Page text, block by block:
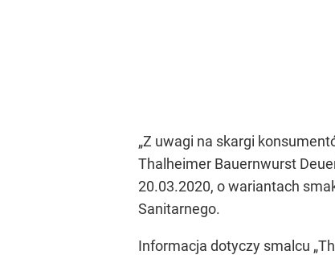
„Z uwagi na skargi
Thalheimer Bauernwurst
20.03.2020, o wariantach
Sanitarnego.
Informacja dotyczy smalcu